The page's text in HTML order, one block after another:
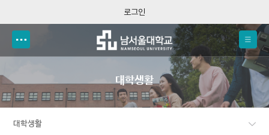
로그인
대학생활
대학생활